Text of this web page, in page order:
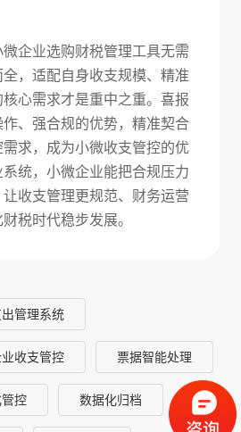
企业选购财税管理工具无需
，适配自身收支规模、精准
心需求才是重中之重。喜报
、强合规的优势，精准契合
求，成为小微收支管控的优
统，小微企业能把合规压力
收支管理更规范、财务运营
税时代稳步发展。
管理系统
收支管控 票据智能处理
控 数据化归档